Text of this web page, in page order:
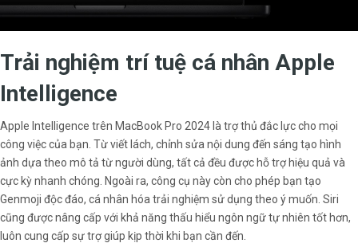
Trải nghiệm trí tuệ cá nhân Apple
Intelligence
Apple Intelligence trên MacBook Pro 2024 là trợ thủ đắc lực cho mọi
công việc của bạn. Từ viết lách, chỉnh sửa nội dung đến sáng tạo hình
ảnh dựa theo mô tả từ người dùng, tất cả đều được hỗ trợ hiệu quả và
cực kỳ nhanh chóng. Ngoài ra, công cụ này còn cho phép bạn tạo
Genmoji độc đáo, cá nhân hóa trải nghiệm sử dụng theo ý muốn. Siri
cũng được nâng cấp với khả năng thấu hiểu ngôn ngữ tự nhiên tốt hơn,
luôn cung cấp sự trợ giúp kịp thời khi bạn cần đến.